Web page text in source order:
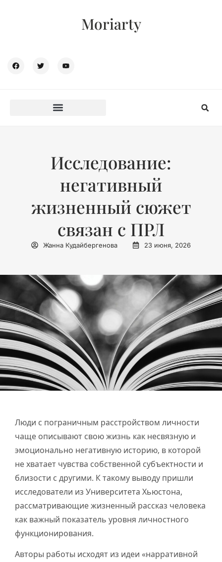
Moriarty
Исследование:
негативный
жизненный сюжет
связан с ПРЛ
Жанна Кудайбергенова 23 июня, 2026
Люди с пограничным расстройством личности
чаще описывают свою жизнь как несвязную и
эмоционально негативную историю, в которой
не хватает чувства собственной субъектности и
близости с другими. К такому выводу пришли
исследователи из Университета Хьюстона,
рассматривающие жизненный рассказ человека
как важный показатель уровня личностного
функционирования.
Авторы работы исходят из идеи «нарративной